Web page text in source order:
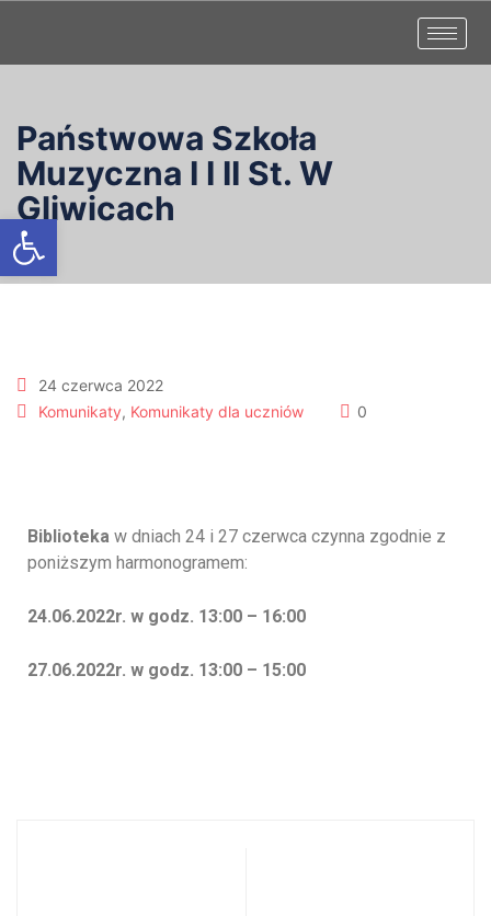
Otwórz pasek narzędzi
Państwowa Szkoła
Muzyczna I I II St. W
Gliwicach
24 czerwca 2022
Komunikaty, Komunikaty dla uczniów 0
Biblioteka w dniach 24 i 27 czerwca czynna zgodnie z
poniższym harmonogramem:
24.06.2022r. w godz. 13:00 – 16:00
27.06.2022r. w godz. 13:00 – 15:00